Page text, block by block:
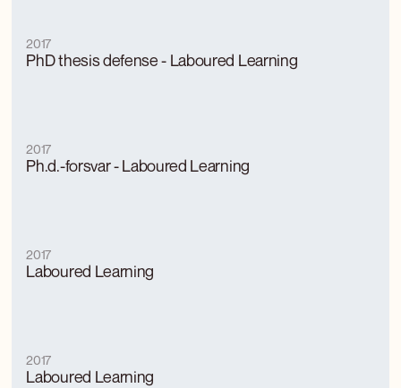
PhD thesis defense - Laboured Learning
2017
Ph.d.-forsvar - Laboured Learning
2017
Laboured Learning
2017
Laboured Learning
2017